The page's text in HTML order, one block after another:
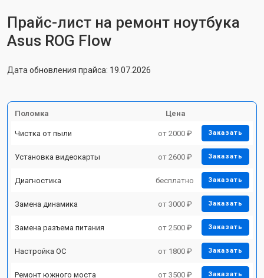
Прайс-лист на ремонт ноутбука
Asus ROG Flow
Дата обновления прайса: 19.07.2026
Поломка Цена
Чистка от пыли от 2000 ₽ Заказать
Установка видеокарты от 2600 ₽ Заказать
Диагностика бесплатно Заказать
Замена динамика от 3000 ₽ Заказать
Замена разъема питания от 2500 ₽ Заказать
Настройка ОС от 1800 ₽ Заказать
Ремонт южного моста от 3500 ₽ Заказать